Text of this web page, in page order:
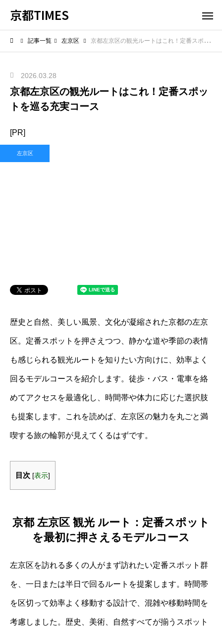
京都TIMES
記事一覧 左京区 京都左京区の観光ルートはこれ！定番スポットを巡る充実コース
2026.03.28
京都左京区の観光ルートはこれ！定番スポッ
トを巡る充実コース
[PR]
左京区
歴史と自然、美しい風景、文化が凝縮された京都の左京
区。定番スポットを押さえつつ、静かな道や季節の表情
も感じられる観光ルートを知りたい方向けに、効率よく
回るモデルコースを紹介します。徒歩・バス・電車を絡
めてアクセスを最適化し、時間帯や体力に応じた選択肢
も提案します。これを読めば、左京区の魅力を丸ごと満
喫する旅の輪郭が見えてくるはずです。
目次 [表示]
京都 左京区 観光 ルート：定番スポット
を最初に押さえるモデルコース
左京区を訪れる多くの人がまず訪れたい定番スポット群
を、一日または半日で回るルートを提案します。時間帯
を区切って効率よく移動する設計で、混雑や移動時間を
考慮しました。歴史、美術、自然すべてが揃うスポット